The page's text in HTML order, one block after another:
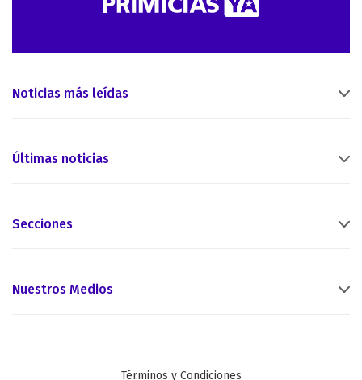
Noticias más leídas
Últimas noticias
Secciones
Nuestros Medios
Términos y Condiciones